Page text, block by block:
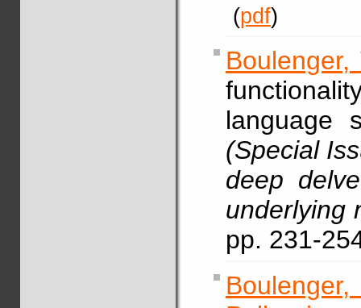
(pdf)
Boulenger,
language
(Special
deep
underlying
pp. 231-